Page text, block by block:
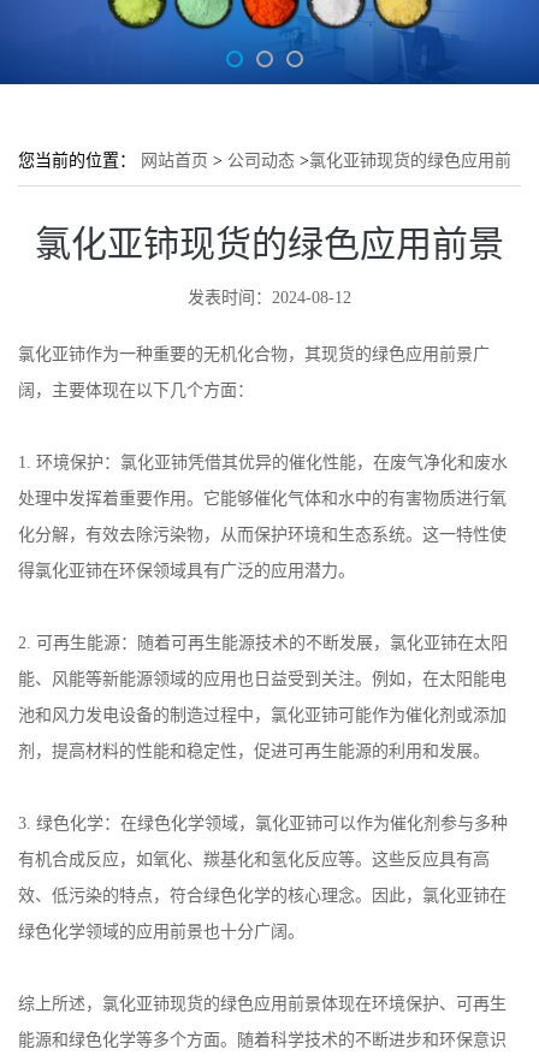
您当前的位置： 网站首页 > 公司动态 >氯化亚铈现货的绿色应用前
氯化亚铈现货的绿色应用前景
发表时间：2024-08-12
氯化亚铈作为一种重要的无机化合物，其现货的绿色应用前景广
阔，主要体现在以下几个方面：
1. 环境保护：氯化亚铈凭借其优异的催化性能，在废气净化和废水
处理中发挥着重要作用。它能够催化气体和水中的有害物质进行氧
化分解，有效去除污染物，从而保护环境和生态系统。这一特性使
得氯化亚铈在环保领域具有广泛的应用潜力。
2. 可再生能源：随着可再生能源技术的不断发展，氯化亚铈在太阳
能、风能等新能源领域的应用也日益受到关注。例如，在太阳能电
池和风力发电设备的制造过程中，氯化亚铈可能作为催化剂或添加
剂，提高材料的性能和稳定性，促进可再生能源的利用和发展。
3. 绿色化学：在绿色化学领域，氯化亚铈可以作为催化剂参与多种
有机合成反应，如氧化、羰基化和氢化反应等。这些反应具有高
效、低污染的特点，符合绿色化学的核心理念。因此，氯化亚铈在
绿色化学领域的应用前景也十分广阔。
综上所述，氯化亚铈现货的绿色应用前景体现在环境保护、可再生
能源和绿色化学等多个方面。随着科学技术的不断进步和环保意识